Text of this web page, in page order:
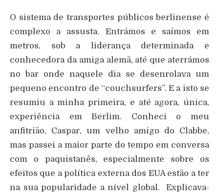
O sistema de transportes públicos berlinense é
complexo a assusta. Entrámos e saímos em
metros, sob a liderança determinada e
conhecedora da amiga alemã, até que aterrámos
no bar onde naquele dia se desenrolava um
pequeno encontro de “couchsurfers”. E a isto se
resumiu a minha primeira, e até agora, única,
experiência em Berlim. Conheci o meu
anfitrião, Caspar, um velho amigo do Clabbe,
mas passei a maior parte do tempo em conversa
com o paquistanês, especialmente sobre os
efeitos que a política externa dos EUA estão a ter
na sua popularidade a nível global. Explicava-